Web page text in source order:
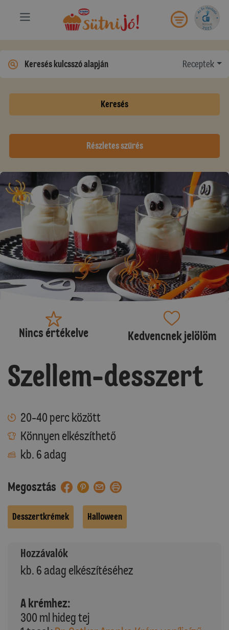
Receptek
Keresés
Részletes szűrés
Nincs értékelve Kedvencnek jelölöm
Szellem-desszert
20-40 perc között
Könnyen elkészíthető
kb. 6 adag
Megosztás
Desszertkrémek Halloween
Hozzávalók
kb. 6 adag elkészítéséhez
A krémhez:
300 ml hideg tej